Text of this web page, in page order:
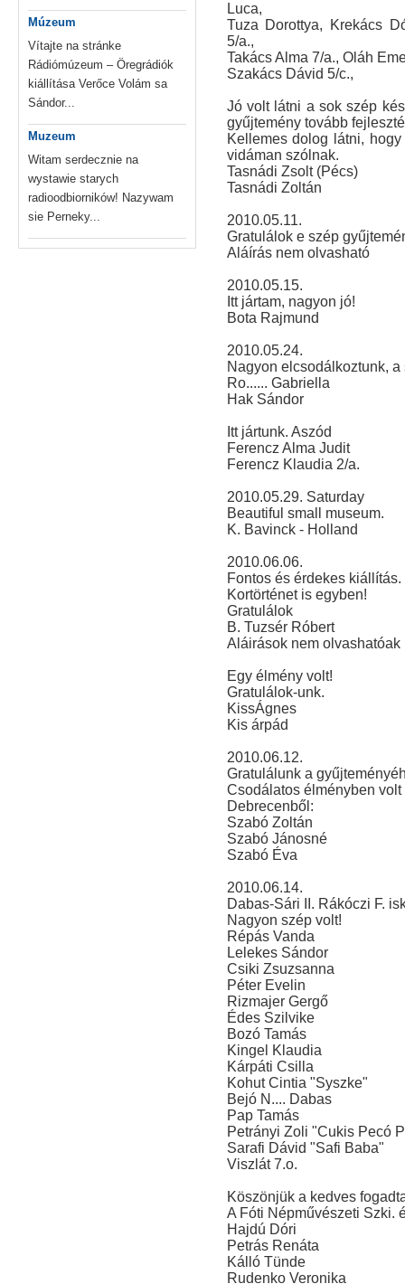
Múzeum
Vítajte na stránke
Rádiómúzeum – Öregrádiók
kiállítása Verőce Volám sa
Sándor...
Muzeum
Witam serdecznie na
wystawie starych
radioodbiorników! Nazywam
sie Perneky...
Luca,
Tuza Dorottya, Krekács
5/a.,
Takács Alma 7/a., Oláh
Szakács Dávid 5/c.,
Jó volt látni a sok szép
gyűjtemény tovább
Kellemes dolog látni,
vidáman szólnak.
Tasnádi Zsolt (Pécs)
Tasnádi Zoltán
2010.05.11.
Gratulálok e szép
Aláírás nem olvasható
2010.05.15.
Itt jártam, nagyon jó!
Bota Rajmund
2010.05.24.
Nagyon elcsodálkoztunk,
Ro...... Gabriella
Hak Sándor
Itt jártunk. Aszód
Ferencz Alma Judit
Ferencz Klaudia 2/a.
2010.05.29. Saturday
Beautiful small museum.
K. Bavinck - Holland
2010.06.06.
Fontos és érdekes kiállítás.
Kortörténet is egyben!
Gratulálok
B. Tuzsér Róbert
Aláirások nem olvashatóak
Egy élmény volt!
Gratulálok-unk.
KissÁgnes
Kis árpád
2010.06.12.
Gratulálunk a
Csodálatos élményben volt
Debrecenből:
Szabó Zoltán
Szabó Jánosné
Szabó Éva
2010.06.14.
Dabas-Sári II. Rákóczi F.
Nagyon szép volt!
Répás Vanda
Lelekes Sándor
Csiki Zsuzsanna
Péter Evelin
Rizmajer Gergő
Édes Szilvike
Bozó Tamás
Kingel Klaudia
Kárpáti Csilla
Kohut Cintia "Syszke"
Bejó N.... Dabas
Pap Tamás
Petrányi Zoli "Cukis Pecó
Sarafi Dávid "Safi Baba"
Viszlát 7.o.
Köszönjük a kedves
A Fóti Népművészeti Szki.
Hajdú Dóri
Petrás Renáta
Kálló Tünde
Rudenko Veronika